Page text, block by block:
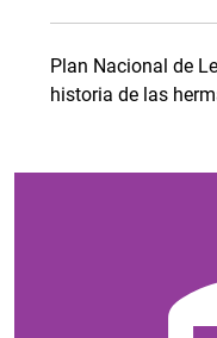
Plan Nacional de
historia de las